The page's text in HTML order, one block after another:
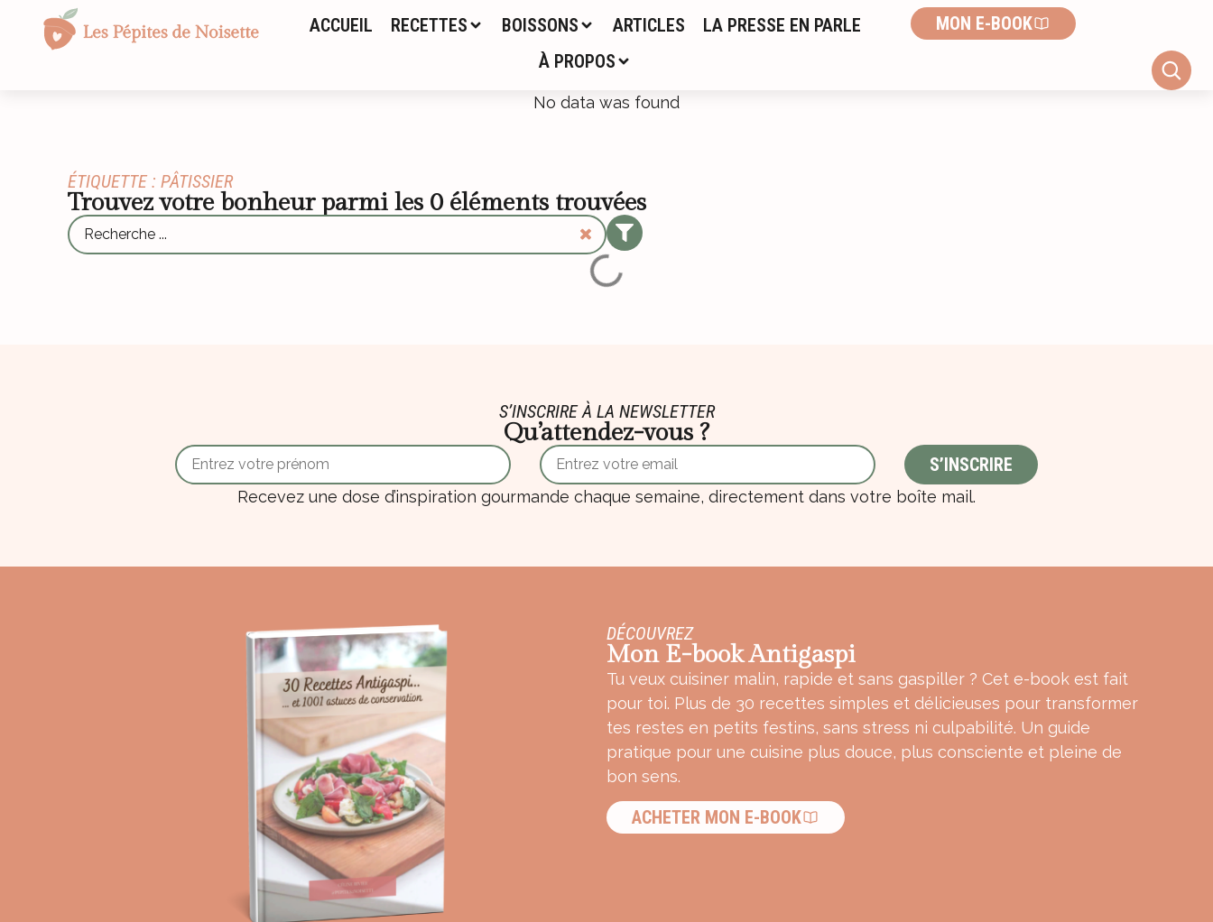
ACCUEIL RECETTES BOISSONS ARTICLES
LA PRESSE EN PARLE
À PROPOS
MON E-BOOK
No data was found
ÉTIQUETTE : PÂTISSIER
Trouvez votre bonheur parmi les 0éléments trouvées
S’INSCRIRE À LA NEWSLETTER
Qu’attendez-vous ?
Recevez une dose d’inspiration gourmande chaque semaine, directement dans votre boîte mail.
DÉCOUVREZ
Mon E-book Antigaspi
Tu veux cuisiner malin, rapide et sans gaspiller ? Cet e-book est fait
pour toi. Plus de 30 recettes simples et délicieuses pour transformer
tes restes en petits festins, sans stress ni culpabilité. Un guide
pratique pour une cuisine plus douce, plus consciente et pleine de
bon sens.
ACHETER MON E-BOOK